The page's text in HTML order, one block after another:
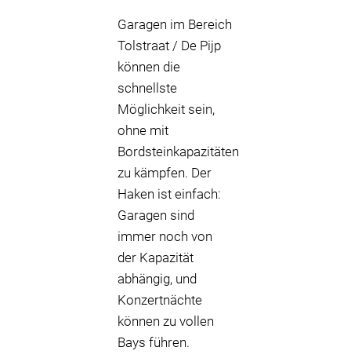
Garagen im Bereich
Tolstraat / De Pijp
können die
schnellste
Möglichkeit sein,
ohne mit
Bordsteinkapazitäten
zu kämpfen. Der
Haken ist einfach:
Garagen sind
immer noch von
der Kapazität
abhängig, und
Konzertnächte
können zu vollen
Bays führen.